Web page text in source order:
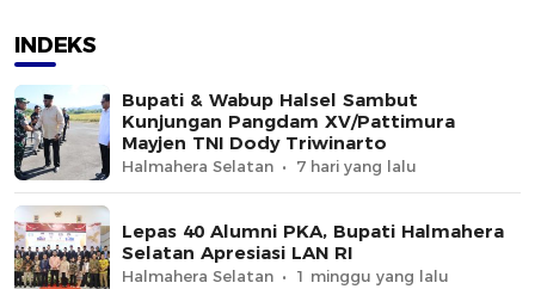
INDEKS
Bupati & Wabup Halsel Sambut
Kunjungan Pangdam XV/Pattimura
Mayjen TNI Dody Triwinarto
Halmahera Selatan 7 hari yang lalu
Lepas 40 Alumni PKA, Bupati Halmahera
Selatan Apresiasi LAN RI
Halmahera Selatan 1 minggu yang lalu